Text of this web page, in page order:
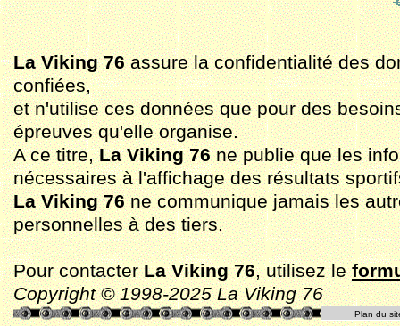
La Viking 76assure la confidentialité des
confiées,
et n'utilise ces données que pour des
épreuves qu'elle organise.
A ce titre,La Viking 76ne publie que les
nécessaires à l'affichage des résultats
La Viking 76ne communique jamais les
personnelles à des tiers.
Pour contacterLa Viking 76, utilisez le
Copyright © 1998-2025 La Viking 76
Plan du